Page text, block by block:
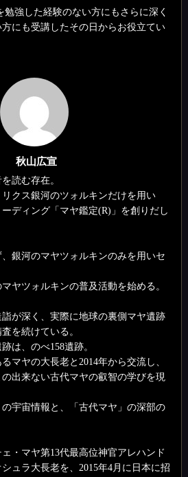
強した経験のない方にもさらに深く
にも受講したその日からお役立てい
秋山広宣
読む存在。
クス銀河のツォルキンだけを用い
ディング「マヤ鑑定(R)」を創りだし
銀河のマヤツォルキンのみを用いセ
ヤツォルキンの普及活動を始める。
が深く、実際に地球の裏側マヤ遺跡
を続けている。
は、のべ158遺跡。
マヤの大長老と2014年から交流し、
出来ない古代マヤの叡智の学びを現
宇宙情報と、「古代マヤ」の深部の
・マヤ第13代最高位神官アレハンド
ュラ大長老を、2015年4月に日本に招